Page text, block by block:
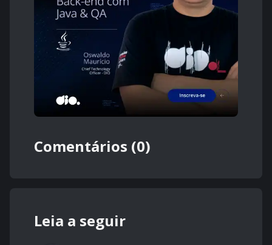
Comentários (0)
Leia a seguir